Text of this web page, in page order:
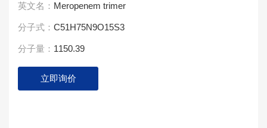
英文名： Meropenem trimer
分子式： C51H75N9O15S3
分子量： 1150.39
立即询价